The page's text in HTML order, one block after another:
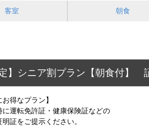
客室 朝食
定】シニア割プラン【朝食付】
得なプラン】
運転免許証・健康保険証などの
をご提示ください。